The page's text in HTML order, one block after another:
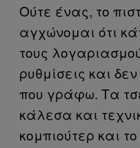
Ούτε ένας, το
αγχώνομαι ότι
τους
ρυθμίσεις και
που γράφω. Τα
κάλεσα και
κομπιούτερ και